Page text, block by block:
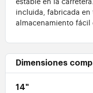
incluida, fabricada en
almacenamiento fácil
Dimensiones
14"